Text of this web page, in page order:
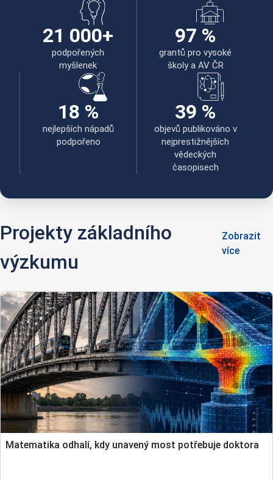
21 000+
podpořených
myšlenek
97 %
grantů pro vysoké
školy a AV ČR
18 %
nejlepších nápadů
podpořeno
39 %
objevů publikováno v
nejprestižnějších
vědeckých
časopisech
Projekty základního
výzkumu
Zobrazit
více
Matematika odhalí, kdy unavený most potřebuje doktora